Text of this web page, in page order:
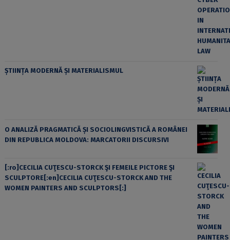
ȘTIINȚA MODERNĂ ȘI MATERIALISMUL
O ANALIZĂ PRAGMATICĂ ȘI SOCIOLINGVISTICĂ A ROMÂNEI
DIN REPUBLICA MOLDOVA: MARCATORII DISCURSIVI
[:ro]CECILIA CUŢESCU-STORCK ŞI FEMEILE PICTORE ŞI
SCULPTORE[:en]CECILIA CUŢESCU-STORCK AND THE
WOMEN PAINTERS AND SCULPTORS[:]